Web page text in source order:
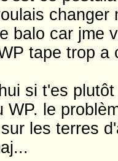
changer
balo car jme
tape trop
si t'es
WP. le
les terres